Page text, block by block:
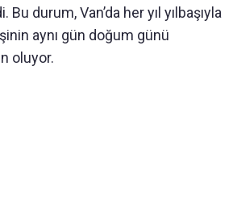
durum, Van’da her yıl yılbaşıyla
aynı gün doğum günü
oluyor.